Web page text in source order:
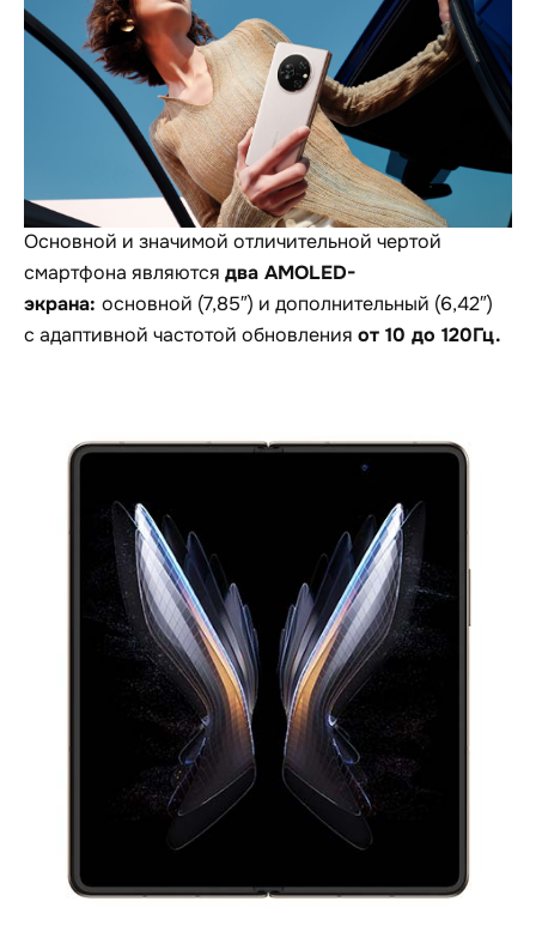
Основной и значимой отличительной чертой
смартфона являются два AMOLED-
экрана: основной (7,85″) и дополнительный (6,42″)
с адаптивной частотой обновления от 10 до 120Гц.